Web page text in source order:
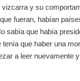
y su
fueran, habían
sabía que había
que haber una
a leer nuevamente